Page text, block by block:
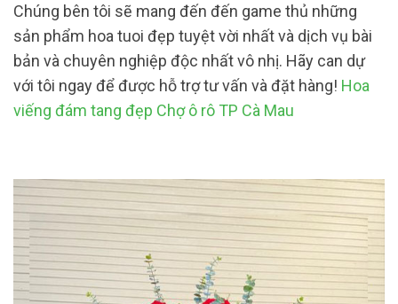
Chúng bên tôi sẽ mang đến đến game thủ những
sản phẩm hoa tuoi đẹp tuyệt vời nhất và dịch vụ bài
bản và chuyên nghiệp độc nhất vô nhị. Hãy can dự
với tôi ngay để được hỗ trợ tư vấn và đặt hàng! Hoa
viếng đám tang đẹp Chợ ô rô TP Cà Mau